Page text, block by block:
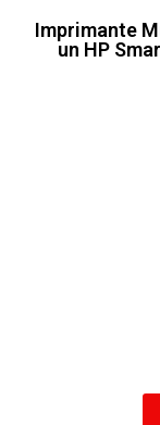
Imprimante
un HP